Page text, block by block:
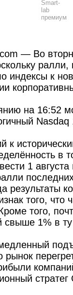
— Во
индексы к
на 16:52
к
в
1
результаты
того, что
того,
свыше 1% в
рынок